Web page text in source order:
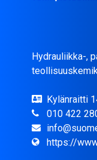
Hydrauliikka-,
Kylänraitti
010 422
https://